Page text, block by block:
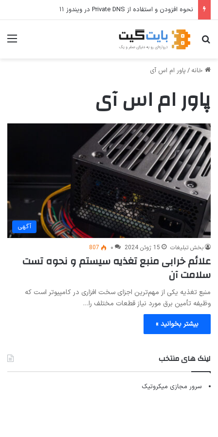
نحوه افزودن و استفاده از Private DNS در ویندوز ۱۱
جستجو برای
خانه / پاور ام اس آی
پاور ام اس آی
آگهی
بخش تبلیغات 15 ژوئن 2024 ۰ 807
علائم خرابی منبع تغذیه سیستم و نحوه تست
سلامت آن
منبع تغذیه یکی از مهم‌ترین اجزای سخت افزاری در کامپیوتر است که
وظیفه تأمین برق مورد نیاز قطعات مختلف را…
بیشتر بخوانید »
لینک های منتخب
سرور مجازی میکروتیک